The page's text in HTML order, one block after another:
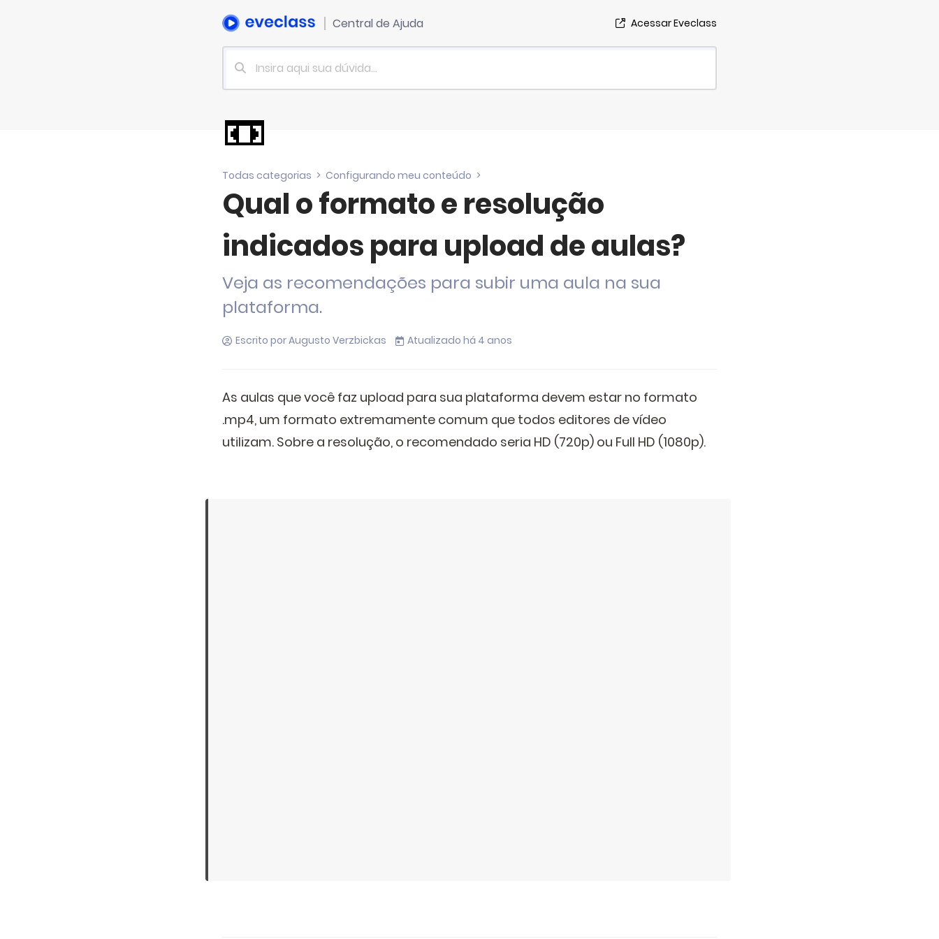
Central de Ajuda AcessarEveclass
📼
Todas categorias > Configurando meu conteúdo >
Qual o formato e resolução
indicados para upload de aulas?
Veja as recomendações para subir uma aula na sua
plataforma.
Escrito por Augusto Verzbickas Atualizado há 4 anos
As aulas que você faz upload para sua plataforma devem estar no formato
.mp4, um formato extremamente comum que todos editores de vídeo
utilizam. Sobre a resolução, o recomendado seria HD (720p) ou Full HD (1080p).